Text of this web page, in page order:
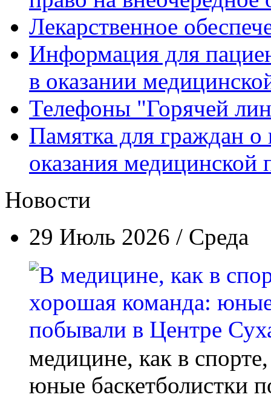
Лекарственное
Информация для
в оказании
Телефоны "Горячей
Памятка для граждан о
оказания
Новости
29 Июль 2026 / Среда
медицине, как в
юные баскетболистки